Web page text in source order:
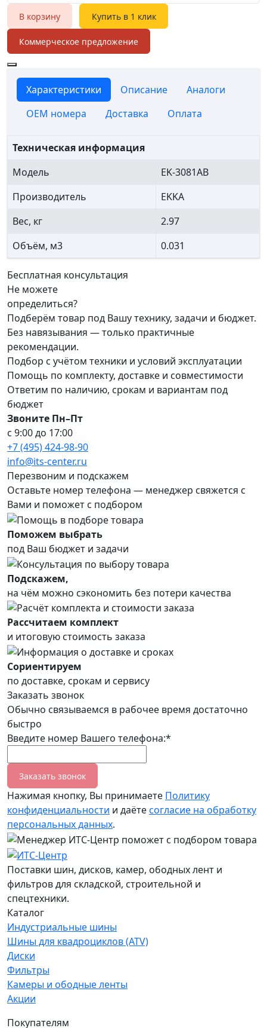
В корзину Купить в 1 клик
Коммерческое предложение
Характеристики Описание
Аналоги
OEM номера
Доставка Оплата
Техническая информация
Модель
EK-3081AB
Производитель
EKKA
Вес, кг
2.97
Объём, м3
0.031
Бесплатная консультация
Не можете
определиться?
Подберём товар под Вашу технику, задачи и бюджет.
Без навязывания — только практичные
рекомендации.
Подбор с учётом техники и условий эксплуатации
Помощь по комплекту, доставке и совместимости
Ответим по наличию, срокам и вариантам под
бюджет
Звоните Пн–Пт
с 9:00 до 17:00
+7 (495) 424-98-90
info@its-center.ru
Перезвоним и подскажем
Оставьте номер телефона — менеджер свяжется с
Вами и поможет с подбором
Поможем выбрать
под Ваш бюджет и задачи
Подскажем,
на чём можно сэкономить без потери качества
Рассчитаем комплект
и итоговую стоимость заказа
Сориентируем
по доставке, срокам и сервису
Заказать звонок
Обычно связываемся в рабочее время достаточно
быстро
Введите номер Вашего телефона:*
Заказать звонок
Нажимая кнопку, Вы принимаете Политику
конфиденциальности и даётесогласие на обработку
персональных данных.
Поставки шин, дисков, камер, ободных лент и
фильтров для складской, строительной и
спецтехники.
Каталог
Индустриальные шины
Шины для квадроциклов (ATV)
Диски
Фильтры
Камеры и ободные ленты
Акции
Покупателям